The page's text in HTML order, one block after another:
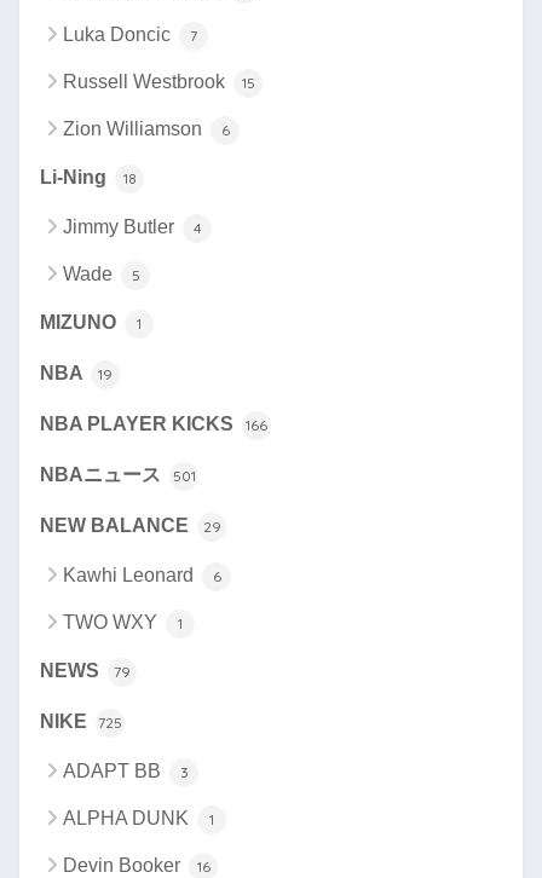
Luka Doncic 7
Russell Westbrook 15
Zion Williamson 6
Li-Ning 18
Jimmy Butler 4
Wade 5
MIZUNO 1
NBA 19
NBA PLAYER KICKS 166
NBAニュース 501
NEW BALANCE 29
Kawhi Leonard 6
TWO WXY 1
NEWS 79
NIKE 725
ADAPT BB 3
ALPHA DUNK 1
Devin Booker 16